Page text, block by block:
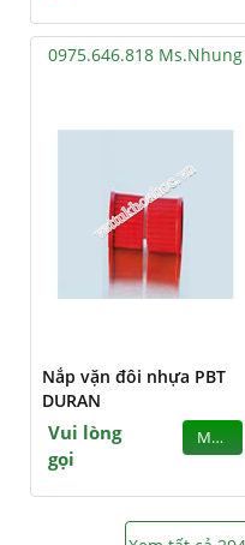
0975.646.818 Ms.Nhung
Nắp vặn đôi nhựa PBT
DURAN
Vui lòng
gọi
MUA